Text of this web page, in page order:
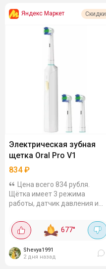
Яндекс Маркет Скидки
Электрическая зубная
щетка Oral Pro V1
834₽
Цена всего 834 рубля.
Щётка имеет 3 режима
работы, датчик давления и
более эффективной и
безопасной.
Антибактериальная щетина
DuPont, есть...
677°
Shevya1991
2 дня назад